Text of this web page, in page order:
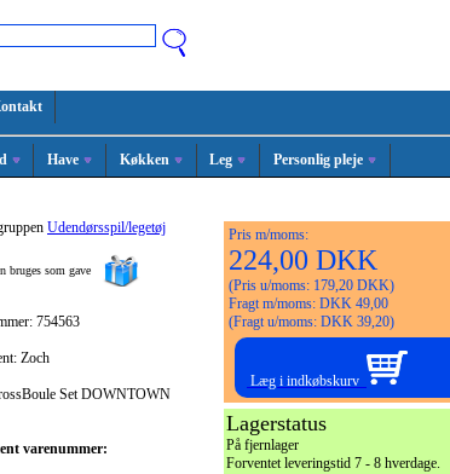
Have Køkken Leg Personlig pleje
Udendørsspil/legetøj
bruges som gave
754563
Zoch
Set DOWNTOWN
varenummer:
Pris m/moms:
224,00 DKK
(Pris u/moms: 179,20 DKK)
Fragt m/moms: DKK 49,00
(Fragt u/moms: DKK 39,20)
Læg i indkøbskurv
Lagerstatus
På fjernlager
Forventet leveringstid 7 - 8 hverdage.